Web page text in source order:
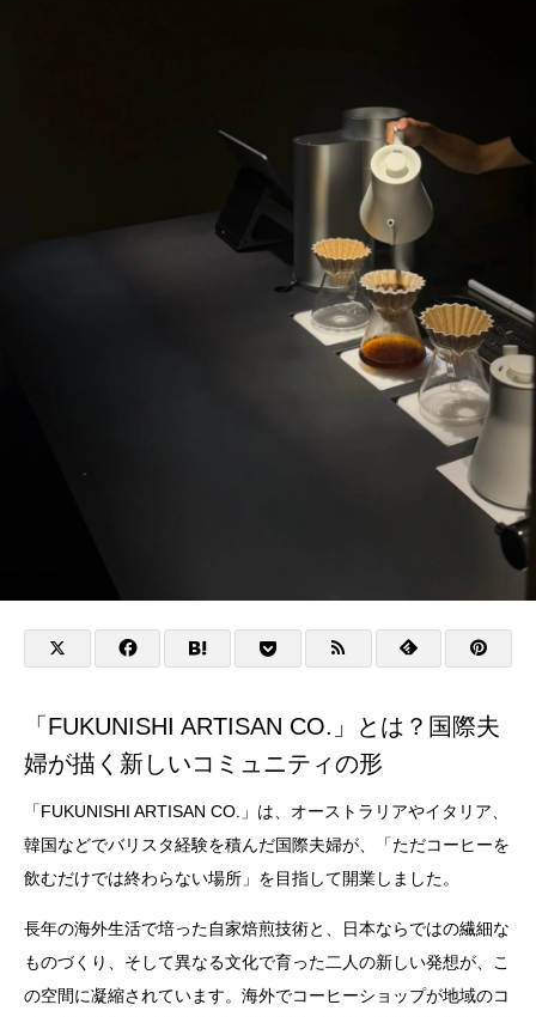
「FUKUNISHI ARTISAN CO.」とは？国際夫
婦が描く新しいコミュニティの形
「FUKUNISHI ARTISAN CO.」は、オーストラリアやイタリア、
韓国などでバリスタ経験を積んだ国際夫婦が、「ただコーヒーを
飲むだけでは終わらない場所」を目指して開業しました。
長年の海外生活で培った自家焙煎技術と、日本ならではの繊細な
ものづくり、そして異なる文化で育った二人の新しい発想が、こ
の空間に凝縮されています。海外でコーヒーショップが地域のコ